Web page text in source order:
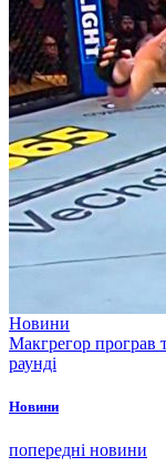
Новини
Макгрегор програв
раунді
Новини
попередні новини